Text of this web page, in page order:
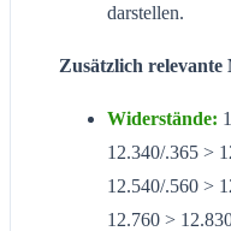
darstellen.
Zusätzlich
Widerstände:
12.340/.365 >
12.540/.560 >
12.760 >